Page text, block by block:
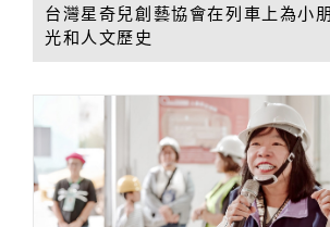
台灣星奇兒創藝協會在列車上為小
光和人文歷史